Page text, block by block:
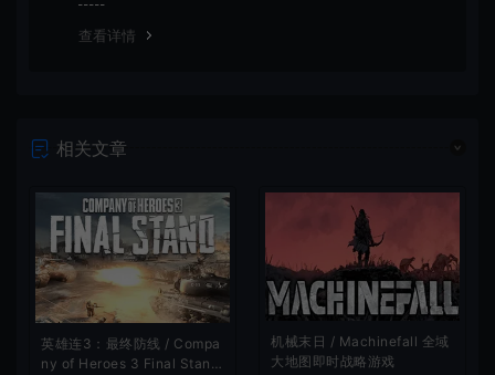
查看详情
相关文章
英雄连3：最终防线 / Compa
ny of Heroes 3 Final Stand
机械末日 / Machinefall 全域
大地图即时战略游戏